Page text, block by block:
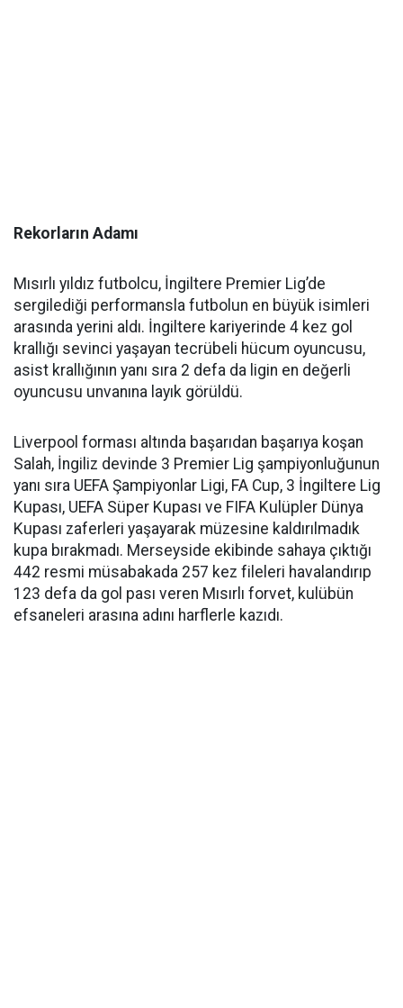
Rekorların Adamı
Mısırlı yıldız futbolcu, İngiltere Premier Lig’de
sergilediği performansla futbolun en büyük isimleri
arasında yerini aldı. İngiltere kariyerinde 4 kez gol
krallığı sevinci yaşayan tecrübeli hücum oyuncusu,
asist krallığının yanı sıra 2 defa da ligin en değerli
oyuncusu unvanına layık görüldü.
Liverpool forması altında başarıdan başarıya koşan
Salah, İngiliz devinde 3 Premier Lig şampiyonluğunun
yanı sıra UEFA Şampiyonlar Ligi, FA Cup, 3 İngiltere Lig
Kupası, UEFA Süper Kupası ve FIFA Kulüpler Dünya
Kupası zaferleri yaşayarak müzesine kaldırılmadık
kupa bırakmadı. Merseyside ekibinde sahaya çıktığı
442 resmi müsabakada 257 kez fileleri havalandırıp
123 defa da gol pası veren Mısırlı forvet, kulübün
efsaneleri arasına adını harflerle kazıdı.